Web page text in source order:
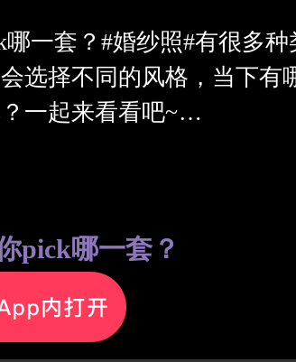
一套？#婚纱照#有很多种
选择不同的风格，当下有
一起来看看吧~
级感，时尚精致的风格，恰
都后古婚纱摄影
pick哪一套？